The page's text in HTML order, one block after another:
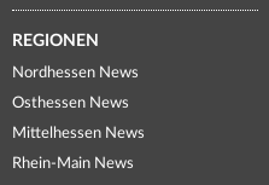
REGIONEN
Nordhessen News
Osthessen News
Mittelhessen News
Rhein-Main News